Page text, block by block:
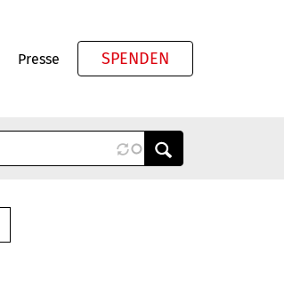
Presse SPENDEN